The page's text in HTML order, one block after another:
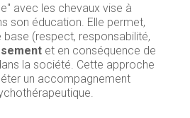
avec les chevaux vise à
son éducation. Elle permet,
(respect, responsabilité,
et en conséquence de
la société. Cette approche
un accompagnement